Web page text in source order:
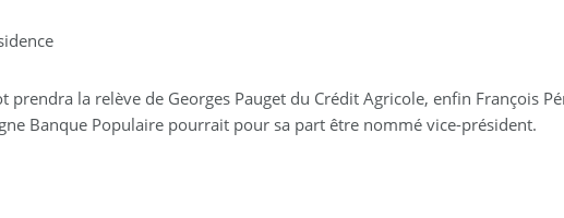
prendra la relève de Georges Pauget du Crédit Agricole, enfin François
Banque Populaire pourrait pour sa part être nommé vice-président.